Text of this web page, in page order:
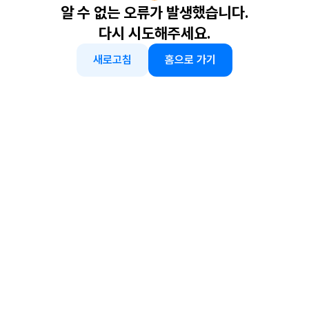
알 수 없는 오류가 발생했습니다.
다시 시도해주세요.
새로고침 홈으로 가기